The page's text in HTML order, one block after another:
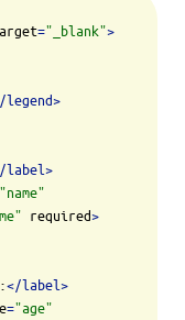
="_blank">
legend>
label >
"name"
required>
</label >
="age"